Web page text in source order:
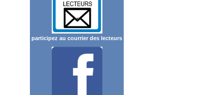
participez au courrier des lecteurs